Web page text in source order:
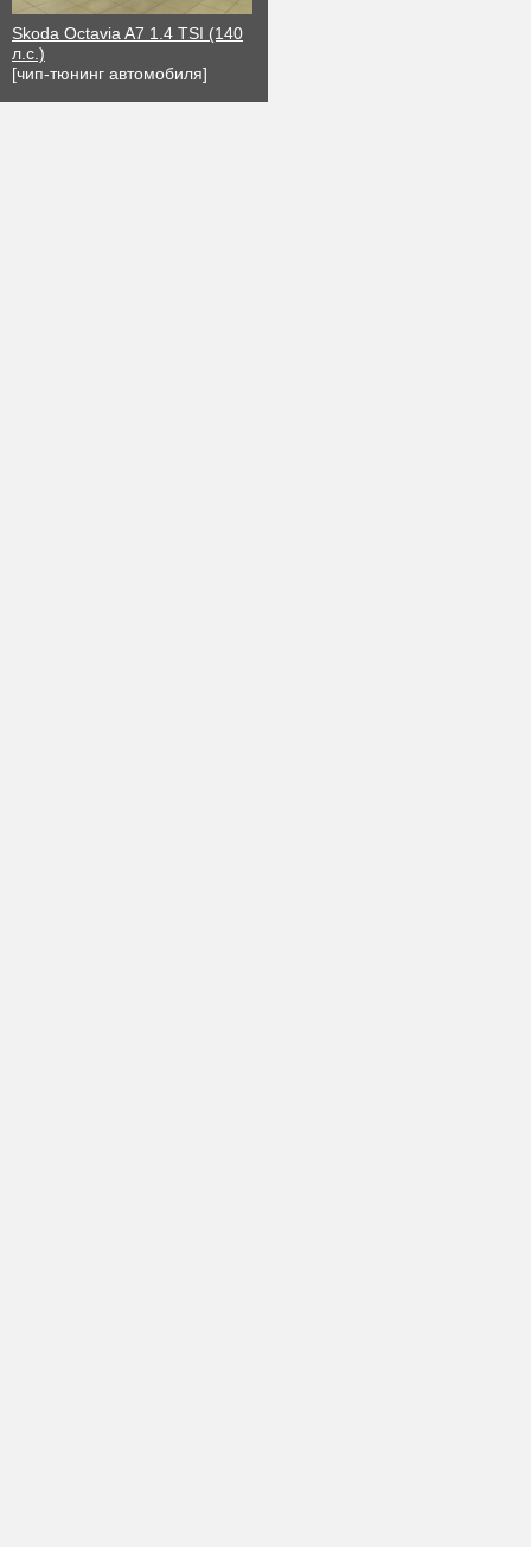
Skoda Octavia A7 1.4 TSI (140
л.с.)
[чип-тюнинг автомобиля]